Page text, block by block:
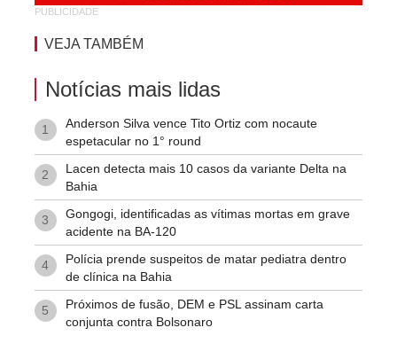
Vila Rodoviária
PUBLICIDADE
VEJA TAMBÉM
Notícias mais lidas
1
Anderson Silva vence Tito Ortiz com nocaute
espetacular no 1° round
2
Lacen detecta mais 10 casos da variante Delta na
Bahia
3
Gongogi, identificadas as vítimas mortas em grave
acidente na BA-120
4
Polícia prende suspeitos de matar pediatra dentro
de clínica na Bahia
5
Próximos de fusão, DEM e PSL assinam carta
conjunta contra Bolsonaro